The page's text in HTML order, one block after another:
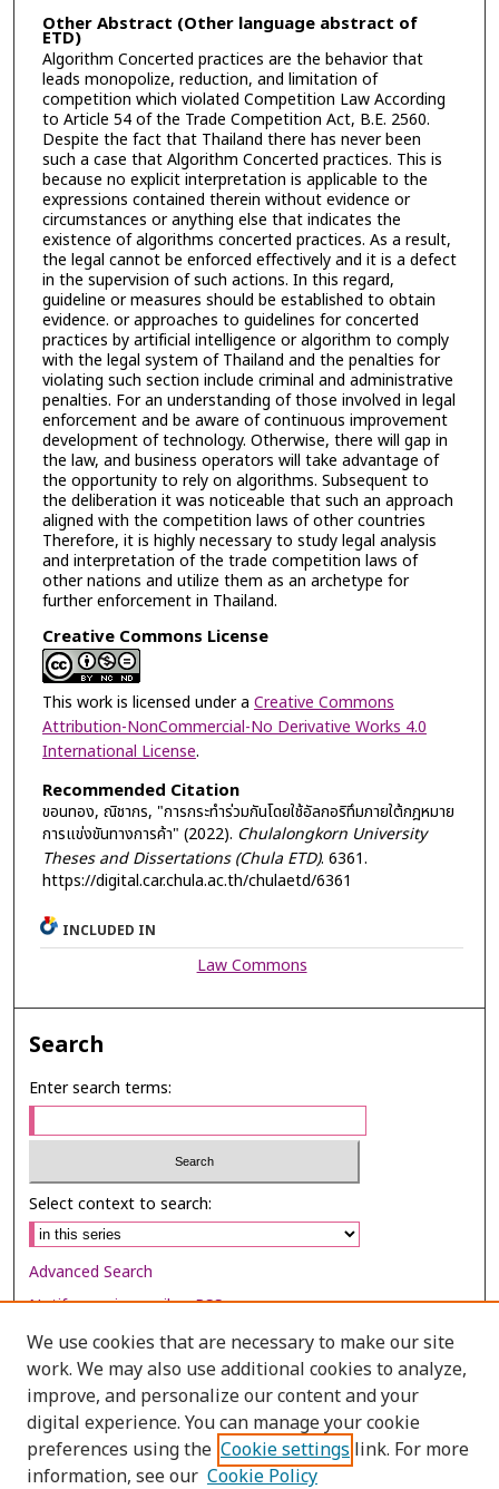
Other Abstract (Other language abstract of
ETD)
Algorithm Concerted practices are the behavior that
leads monopolize, reduction, and limitation of
competition which violated Competition Law According
to Article 54 of the Trade Competition Act, B.E. 2560.
Despite the fact that Thailand there has never been
such a case that Algorithm Concerted practices. This is
because no explicit interpretation is applicable to the
expressions contained therein without evidence or
circumstances or anything else that indicates the
existence of algorithms concerted practices. As a result,
the legal cannot be enforced effectively and it is a defect
in the supervision of such actions. In this regard,
guideline or measures should be established to obtain
evidence. or approaches to guidelines for concerted
practices by artificial intelligence or algorithm to comply
with the legal system of Thailand and the penalties for
violating such section include criminal and administrative
penalties. For an understanding of those involved in legal
enforcement and be aware of continuous improvement
development of technology. Otherwise, there will gap in
the law, and business operators will take advantage of
the opportunity to rely on algorithms. Subsequent to
the deliberation it was noticeable that such an approach
aligned with the competition laws of other countries
Therefore, it is highly necessary to study legal analysis
and interpretation of the trade competition laws of
other nations and utilize them as an archetype for
further enforcement in Thailand.
Creative Commons License
This work is licensed under a Creative Commons
Attribution-NonCommercial-No Derivative Works 4.0
International License.
Recommended Citation
ขอนทอง, ณิชากร, "การกระทำร่วมกันโดยใช้อัลกอริทึมภายใต้กฎหมาย
การแข่งขันทางการค้า" (2022). Chulalongkorn University
Theses and Dissertations (Chula ETD). 6361.
https://digital.car.chula.ac.th/chulaetd/6361
INCLUDED IN
Law Commons
Search
Enter search terms:
Select context to search:
Advanced Search
Notify me via email orRSS
Browse
Collections
Disciplines
Authors
We use cookies that are necessary to make our site
work. We may also use additional cookies to analyze,
improve, and personalize our content and your
digital experience. You can manage your cookie
preferences using the Cookie settings link. For more
information, see our Cookie Policy